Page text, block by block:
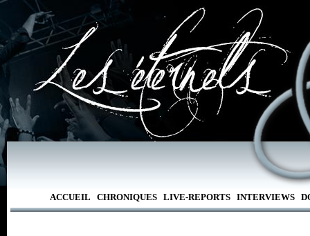
ACCUEIL CHRONIQUES LIVE-REPORTS INTERVIEWS